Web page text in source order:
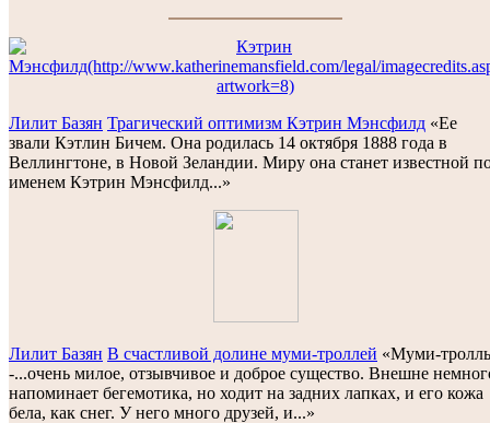
Лилит Базян Трагический оптимизм Кэтрин Мэнсфилд «Ее
звали Кэтлин Бичем. Она родилась 14 октября 1888 года в
Веллингтоне, в Новой Зеландии. Миру она станет известной
именем Кэтрин Мэнсфилд...»
Лилит Базян В счастливой долине муми-троллей «Муми-тролль
-...oчень милое, отзывчивое и доброе существо. Внешне
напоминает бегемотика, но ходит на задних лапках, и его кожа
бела, как снег. У него много друзей, и...»